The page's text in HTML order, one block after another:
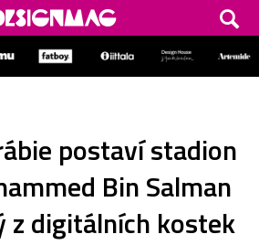
postaví stadion
Bin Salman
z digitálních kostek